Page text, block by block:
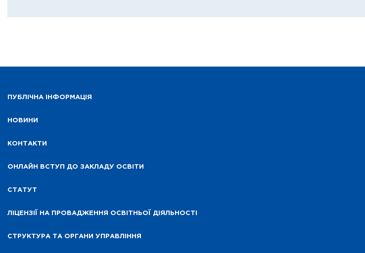
ПУБЛІЧНА ІНФОРМАЦІЯ
НОВИНИ
КОНТАКТИ
ОНЛАЙН ВСТУП ДО ЗАКЛАДУ ОСВІТИ
СТАТУТ
ЛІЦЕНЗІЇ НА ПРОВАДЖЕННЯ ОСВІТНЬОЇ ДІЯЛЬНОСТІ
СТРУКТУРА ТА ОРГАНИ УПРАВЛІННЯ